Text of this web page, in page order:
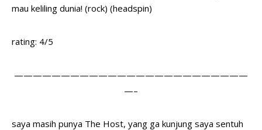
mau keliling dunia! (rock) (headspin)
rating: 4/5
—————————————————————————
—–
saya masih punya The Host, yang ga kunjung saya sentuh